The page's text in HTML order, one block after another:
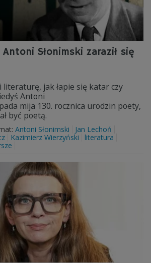
Słonimski zaraził się
literaturę, jak łapie się katar czy
Antoni
mija 130. rocznica urodzin poety,
być poetą.
Antoni Słonimski
Jan Lechoń
Kazimierz Wierzyński
literatura